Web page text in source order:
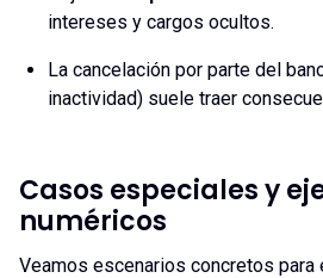
intereses y cargos ocultos.
La cancelación por parte del
inactividad) suele traer
Casos especiales y
numéricos
Veamos escenarios concretos para